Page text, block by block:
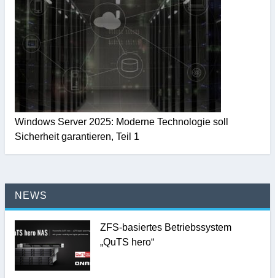
Windows Server 2025: Moderne Technologie soll
Sicherheit garantieren, Teil 1
NEWS
ZFS-basiertes Betriebssystem
„QuTS hero“